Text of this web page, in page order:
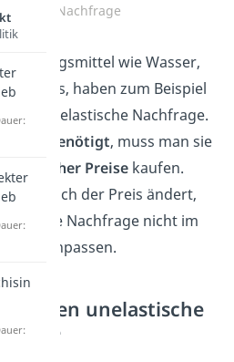
Nachfrage
wie Wasser,
Reis, haben zum Beispiel
unelastische Nachfrage.
jeder benötigt, muss man sie
trotz hoher Preisekaufen.
wenn sich der Preis ändert,
sich die Nachfrage nicht im
Maß anpassen.
unelastische